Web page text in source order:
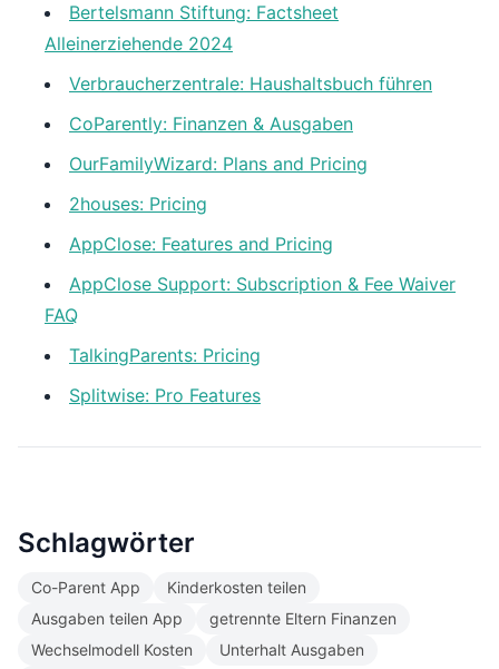
Bertelsmann Stiftung: Factsheet
Alleinerziehende 2024
Verbraucherzentrale: Haushaltsbuch führen
CoParently: Finanzen & Ausgaben
OurFamilyWizard: Plans and Pricing
2houses: Pricing
AppClose: Features and Pricing
AppClose Support: Subscription & Fee Waiver
FAQ
TalkingParents: Pricing
Splitwise: Pro Features
Schlagwörter
Co-Parent App
Kinderkosten teilen
Ausgaben teilen App
getrennte Eltern Finanzen
Wechselmodell Kosten
Unterhalt Ausgaben